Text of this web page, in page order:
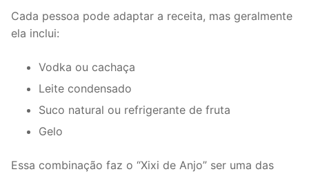
Cada pessoa pode adaptar a receita, mas geralmente
ela inclui:
Vodka ou cachaça
Leite condensado
Suco natural ou refrigerante de fruta
Gelo
Essa combinação faz o “Xixi de Anjo” ser uma das